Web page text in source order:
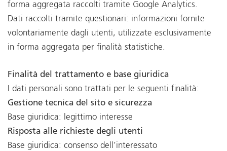
forma aggregata raccolti tramite Google Analytics.
Dati raccolti tramite questionari: informazioni fornite
volontariamente dagli utenti, utilizzate esclusivamente
in forma aggregata per finalità statistiche.
Finalità del trattamento e base giuridica
I dati personali sono trattati per le seguenti finalità:
Gestione tecnica del sito e sicurezza
Base giuridica: legittimo interesse
Risposta alle richieste degli utenti
Base giuridica: consenso dell’interessato